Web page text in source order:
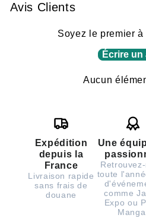
Avis Clients
Soyez le premier
Écrire un
Aucun
Expédition
depuis la
France
Livraison rapide
sans frais de
douane
Une
toute
comme
Expo ou
Manga.